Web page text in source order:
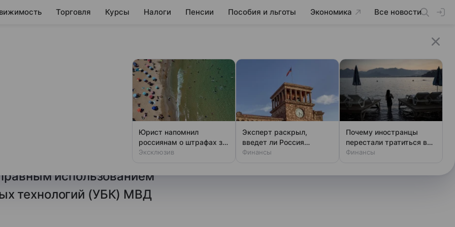
Торговля Курсы Налоги Пенсии Пособия и льготы Экономика Все новости
предотвратить
сложного пароля
себя от взлома со стороны
использованием
технологий (УБК) МВД
Юрист напомнил
россиянам о штрафах за
пиво на пляже
Эксклюзив
Эксперт раскрыл,
введет ли Россия
санкции против Армении
Финансы
Почему иностранцы
перестали тратиться в
Турции
Финансы